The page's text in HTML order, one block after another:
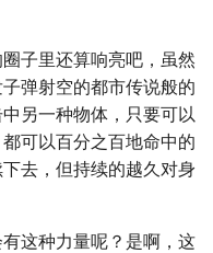
子里还算响亮吧，虽然
弹射空的都市传说般的
另一种物体，只要可以
可以百分之百地命中的
去，但持续的越久对身
这种力量呢？是啊，这